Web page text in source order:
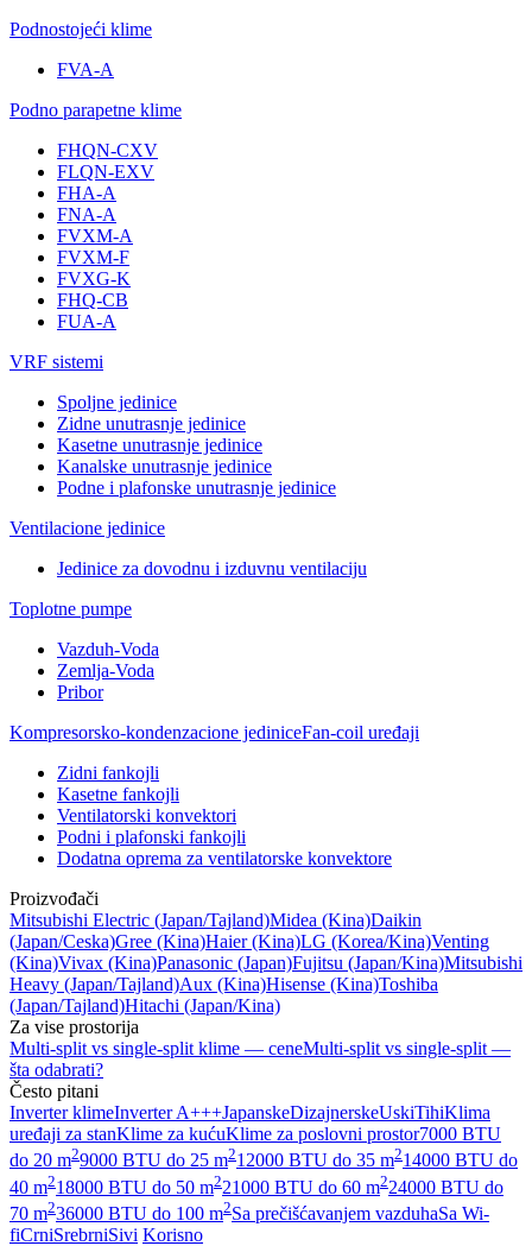
Podnostojeći klime
FVA-A
Podno parapetne klime
FHQN-CXV
FLQN-EXV
FHA-A
FNA-A
FVXM-A
FVXM-F
FVXG-K
FHQ-CB
FUA-A
VRF sistemi
Spoljne jedinice
Zidne unutrasnje jedinice
Kasetne unutrasnje jedinice
Kanalske unutrasnje jedinice
Podne i plafonske unutrasnje jedinice
Ventilacione jedinice
Jedinice za dovodnu i izduvnu ventilaciju
Toplotne pumpe
Vazduh-Voda
Zemlja-Voda
Pribor
Kompresorsko-kondenzacione jediniceFan-coil uređaji
Zidni fankojli
Kasetne fankojli
Ventilatorski konvektori
Podni i plafonski fankojli
Dodatna oprema za ventilatorske konvektore
Proizvođači
Mitsubishi Electric (Japan/Tajland)Midea (Kina)Daikin
(Japan/Ceska)Gree (Kina)Haier (Kina)LG (Korea/Kina)Venting
(Kina)Vivax (Kina)Panasonic (Japan)Fujitsu (Japan/Kina)Mitsubishi
Heavy (Japan/Tajland)Aux (Kina)Hisense (Kina)Toshiba
(Japan/Tajland)Hitachi (Japan/Kina)
Za vise prostorija
Multi-split vs single-split klime — ceneMulti-split vs single-split —
šta odabrati?
Često pitani
Inverter klimeInverter A+++JapanskeDizajnerskeUskiTihiKlima
uređaji za stanKlime za kućuKlime za poslovni prostor7000 BTU
do 20 m29000 BTU do 25 m212000 BTU do 35 m214000 BTU do
40 m218000 BTU do 50 m221000 BTU do 60 m224000 BTU do
70 m236000 BTU do 100 m2Sa prečišćavanjem vazduhaSa Wi-
fiCrniSrebrniSivi Korisno